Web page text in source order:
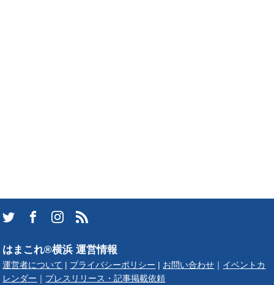
はまこれ®横浜 運営情報
運営者について | プライバシーポリシー | お問い合わせ ｜ イベントカ
レンダー ｜ プレスリリース・記事掲載依頼